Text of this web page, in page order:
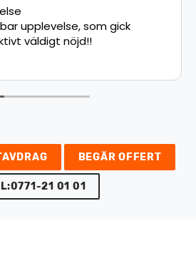
upplevelse, som gick
väldigt nöjd!!
BEGÄR OFFERT
21 01 01